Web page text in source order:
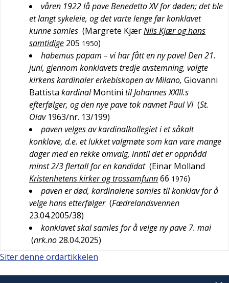
våren 1922 lå pave Benedetto XV for døden; det ble
et langt sykeleie, og det varte lenge før konklavet
kunne samles (Margrete KjærNils Kjær og hans
samtidige 205 1950)
habemus papam – vi har fått en ny pave! Den 21.
juni, gjennom konklavets tredje avstemning, valgte
kirkens kardinaler erkebiskopen av Milano, Giovanni
Battista kardinalMontini til Johannes XXIII.s
efterfølger, og den nye pave tok navnet Paul VI (St.
Olav 1963/nr. 13/199)
paven velges av kardinalkollegiet i et såkalt
konklave, d.e. et lukket valgmøte som kan vare mange
dager med en rekke omvalg, inntil det er oppnådd
minst 2/3 flertall for en kandidat (Einar Molland
Kristenhetens kirker og trossamfunn66 1976)
paven er død, kardinalene samles til konklav for å
velge hans etterfølger (Fædrelandsvennen
23.04.2005/38)
konklavet skal samles for å velge ny pave 7. mai
(nrk.no 28.04.2025)
Siter denne ordartikkelen